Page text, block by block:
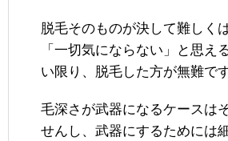
脱毛そのものが決して難しく
「一切気にならない」と思え
い限り、脱毛した方が無難です
毛深さが武器になるケースは
せんし、武器にするためには